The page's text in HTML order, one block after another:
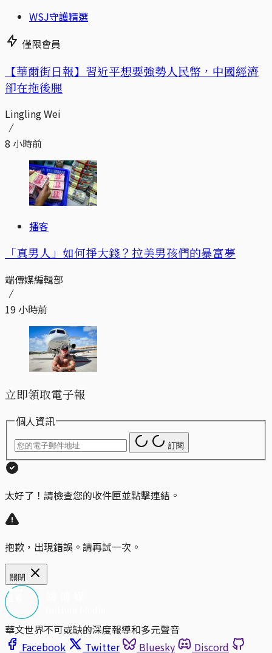
WSJ守護精選
僅限會員
【華爾街日報】習近平想要強勢人民幣，中國經濟
卻在拖後腿
Lingling Wei
8 小時前
播客
「真男人」如何掙大錢？拉美男孩們的暴富夢
端傳媒編輯部
19 小時前
立即領取電子報
個人資訊
訂閱
太好了！請檢查您的收件匣並點擊連結。
抱歉，出現錯誤。請再試一次。
關閉
華文世界不可或缺的深度報導和多元聲音
Facebook
Twitter Bluesky
Discord